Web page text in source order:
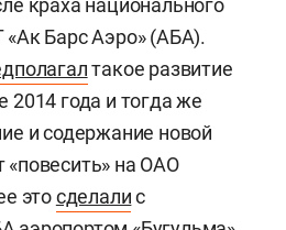
краха национального
«Ак Барс Аэро» (АБА).
такое развитие
года и тогда же
и содержание новой
«повесить» на ОАО
этосделалис